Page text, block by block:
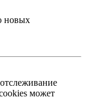
новых
может